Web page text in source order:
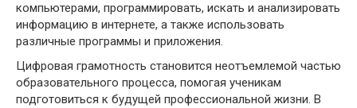
компьютерами, программировать, искать и анализировать
информацию в интернете, а также использовать
различные программы и приложения.
Цифровая грамотность становится неотъемлемой частью
образовательного процесса, помогая ученикам
подготовиться к будущей профессиональной жизни. В